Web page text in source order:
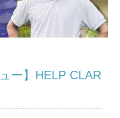
ー】HELP CLAR